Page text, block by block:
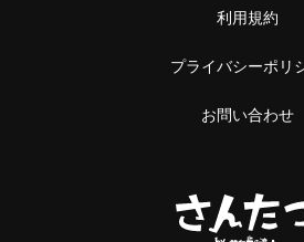
利用規約
プライバシーポリ
お問い合わせ